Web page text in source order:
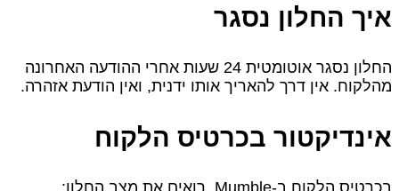
איך החלון נסגר
החלון נסגר אוטומטית 24 שעות אחרי ההודעה האחרונה
מהלקוח. אין דרך להאריך אותו ידנית, ואין הודעת אזהרה.
אינדיקטור בכרטיס הלקוח